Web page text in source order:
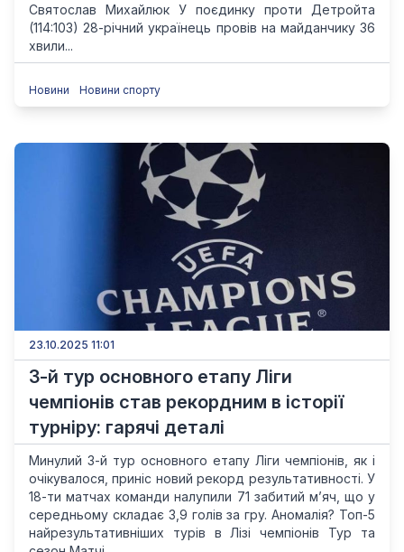
Святослав Михайлюк У поєдинку проти Детройта
(114:103) 28-річний українець провів на майданчику 36
хвили...
Новини Новини спорту
23.10.2025 11:01
3-й тур основного етапу Ліги
чемпіонів став рекордним в історії
турніру: гарячі деталі
Минулий 3-й тур основного етапу Ліги чемпіонів, як і
очікувалося, приніс новий рекорд результативності. У
18-ти матчах команди налупили 71 забитий м’яч, що у
середньому складає 3,9 голів за гру. Аномалія? Топ-5
найрезультативніших турів в Лізі чемпіонів Тур та